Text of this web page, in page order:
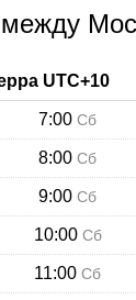
UTC+10
7:00 Сб
8:00 Сб
9:00 Сб
10:00 Сб
11:00 Сб